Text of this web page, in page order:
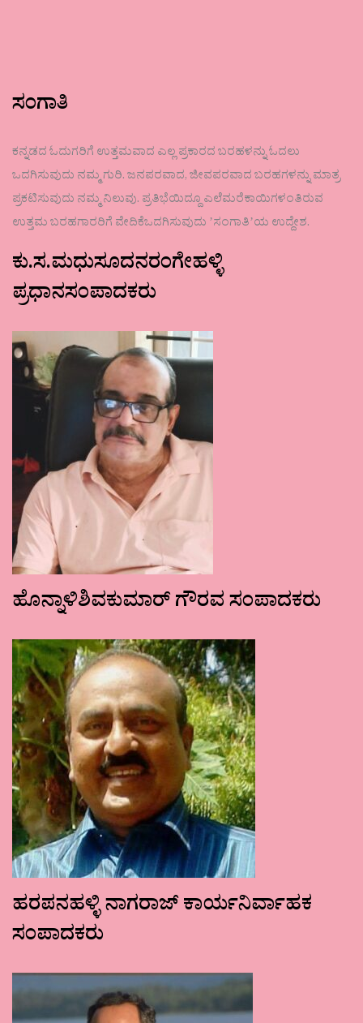
ಸಂಗಾತಿ
ಕನ್ನಡದ ಓದುಗರಿಗೆ ಉತ್ತಮವಾದ ಎಲ್ಲ ಪ್ರಕಾರದ ಬರಹಳನ್ನು ಓದಲು
ಒದಗಿಸುವುದು ನಮ್ಮ ಗುರಿ. ಜನಪರವಾದ, ಜೀವಪರವಾದ ಬರಹಗಳನ್ನು ಮಾತ್ರ
ಪ್ರಕಟಿಸುವುದು ನಮ್ಮ ನಿಲುವು. ಪ್ರತಿಭೆಯಿದ್ದೂ ಎಲೆಮರೆಕಾಯಿಗಳಂತಿರುವ
ಉತ್ತಮ ಬರಹಗಾರರಿಗೆ ವೇದಿಕೆಒದಗಿಸುವುದು ʼಸಂಗಾತಿʼಯ ಉದ್ದೇಶ.
ಕು.ಸ.ಮಧುಸೂದನರಂಗೇಹಳ್ಳಿ
ಪ್ರಧಾನಸಂಪಾದಕರು
ಹೊನ್ನಾಳಿಶಿವಕುಮಾರ್ ಗೌರವ ಸಂಪಾದಕರು
ಹರಪನಹಳ್ಳಿ ನಾಗರಾಜ್ ಕಾರ್ಯನಿರ್ವಾಹಕ
ಸಂಪಾದಕರು